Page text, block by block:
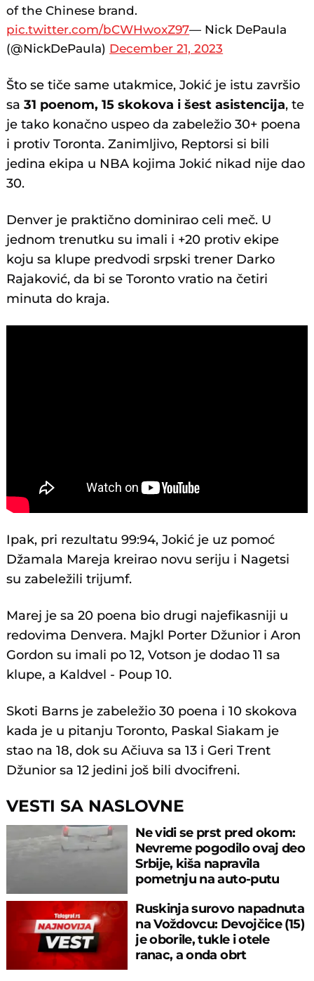
of the Chinese brand.
pic.twitter.com/bCWHwoxZ97— Nick DePaula
(@NickDePaula) December 21, 2023
Što se tiče same utakmice, Jokić je istu završio
sa31 poenom, 15 skokova i šest asistencija, te
je tako konačno uspeo da zabeležio 30+ poena
i protiv Toronta. Zanimljivo, Reptorsi si bili
jedina ekipa u NBA kojima Jokić nikad nije dao
30.
Denver je praktično dominirao celi meč. U
jednom trenutku su imali i +20 protiv ekipe
koju sa klupe predvodi srpski trener Darko
Rajaković, da bi se Toronto vratio na četiri
minuta do kraja.
Ipak, pri rezultatu 99:94, Jokić je uz pomoć
Džamala Mareja kreirao novu seriju i Nagetsi
su zabeležili trijumf.
Marej je sa 20 poena bio drugi najefikasniji u
redovima Denvera. Majkl Porter Džunior i Aron
Gordon su imali po 12, Votson je dodao 11 sa
klupe, a Kaldvel - Poup 10.
Skoti Barns je zabeležio 30 poena i 10 skokova
kada je u pitanju Toronto, Paskal Siakam je
stao na 18, dok su Ačiuva sa 13 i Geri Trent
Džunior sa 12 jedini još bili dvocifreni.
VESTI SA NASLOVNE
Ne vidi se prst pred okom:
Nevreme pogodilo ovaj deo
Srbije, kiša napravila
pometnju na auto-putu
Ruskinja surovo napadnuta
na Voždovcu: Devojčice (15)
je oborile, tukle i otele
ranac, a onda obrt